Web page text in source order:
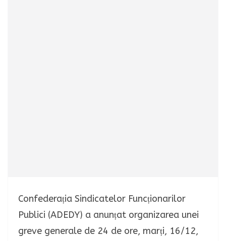
Confederația Sindicatelor Funcționarilor
Publici (ADEDY) a anunțat organizarea unei
greve generale de 24 de ore, marți, 16/12,